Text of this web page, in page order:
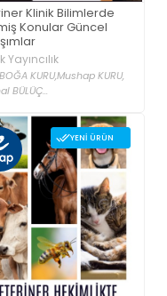
Klinik Bilimlerde
Konular Güncel
Yayıncılık
KURU,Mushap KURU,
BÜLÜÇ...
YENI ÜRÜN